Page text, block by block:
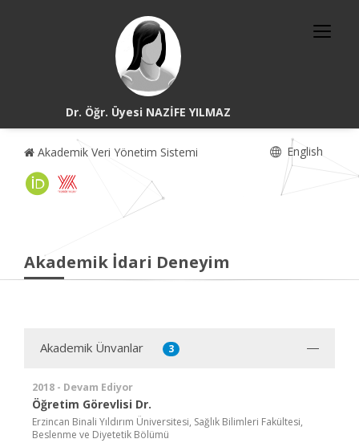
Dr. Öğr. Üyesi NAZİFE YILMAZ
Akademik Veri Yönetim Sistemi English
Akademik İdari Deneyim
Akademik Ünvanlar 3
2018 - Devam Ediyor
Öğretim Görevlisi Dr.
Erzincan Binali Yıldırım Üniversitesi, Sağlık Bilimleri Fakültesi,
Beslenme ve Diyetetik Bölümü